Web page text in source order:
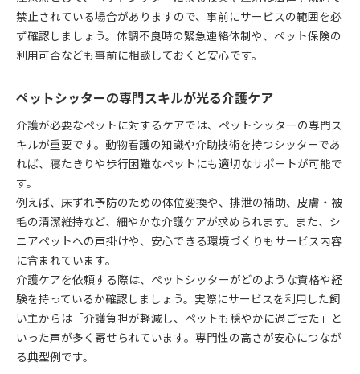
禁止されている場合がありますので、事前にサービスの範囲を必
ず確認しましょう。体調不良時の緊急連絡体制や、ペット保険の
利用可否なども事前に相談しておくと安心です。
ペットシッターの専門スキルが光る介護ケア
介護が必要なペットに対するケアでは、ペットシッターの専門ス
キルが重要です。動物看護の知識や介助技術を持つシッターであ
れば、寝たきりや歩行困難なペットにも適切なサポートが可能で
す。
例えば、床ずれ予防のための体位変換や、排泄の補助、皮膚・被
毛の清潔維持など、細やかな介護ケアが求められます。また、シ
ニアペットへの声掛けや、安心できる環境づくりもサービス内容
に含まれています。
介護ケアを依頼する際は、ペットシッターがどのような資格や経
験を持っているか確認しましょう。実際にサービスを利用した飼
い主からは「介護負担が軽減し、ペットも穏やかに過ごせた」と
いった声が多く寄せられています。専門性の高さが安心につなが
る典型例です。